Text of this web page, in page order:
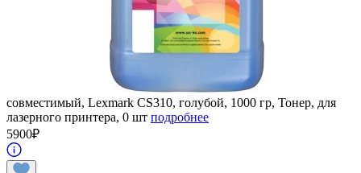
совместимый, Lexmark CS310, голубой, 1000 гр, Тонер, для
лазерного принтера, 0 шт подробнее
5900₽